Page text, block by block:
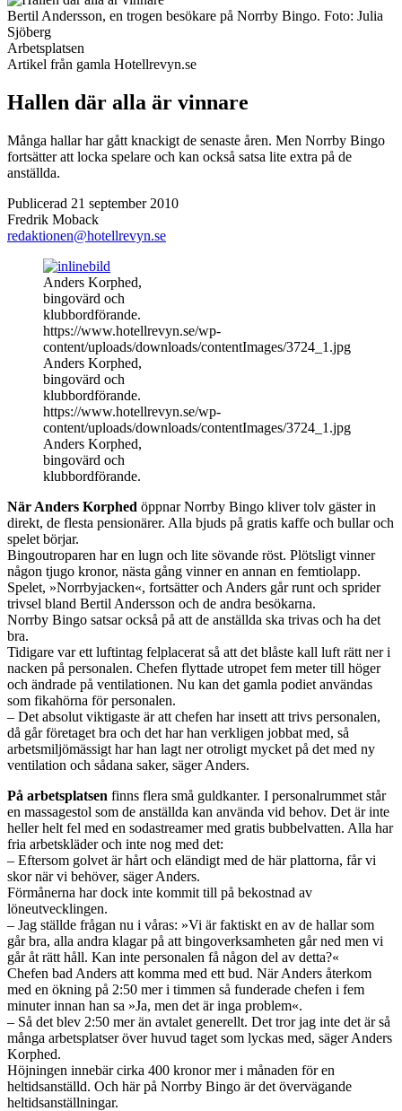
Bertil Andersson, en trogen besökare på Norrby Bingo. Foto: Julia
Sjöberg
Arbetsplatsen
Artikel från gamla Hotellrevyn.se
Hallen där alla är vinnare
Många hallar har gått knackigt de senaste åren. Men Norrby Bingo
fortsätter att locka spelare och kan också satsa lite extra på de
anställda.
Publicerad 21 september 2010
Fredrik Moback
redaktionen@hotellrevyn.se
Anders Korphed,
bingovärd och
klubbordförande.
https://www.hotellrevyn.se/wp-
content/uploads/downloads/contentImages/3724_1.jpg
Anders Korphed,
bingovärd och
klubbordförande.
https://www.hotellrevyn.se/wp-
content/uploads/downloads/contentImages/3724_1.jpg
Anders Korphed,
bingovärd och
klubbordförande.
När Anders Korphed öppnar Norrby Bingo kliver tolv gäster in
direkt, de flesta pensionärer. Alla bjuds på gratis kaffe och bullar och
spelet börjar.
Bingoutroparen har en lugn och lite sövande röst. Plötsligt vinner
någon tjugo kronor, nästa gång vinner en annan en femtio­lapp.
Spelet, »Norrby­jacken«, fortsätter och Anders går runt och sprider
trivsel bland Bertil Andersson och de andra besökarna.
Norrby Bingo satsar också på att de anställda ska trivas och ha det
bra.
Tidigare var ett luftintag felplacerat så att det blåste kall luft rätt ner i
nacken på ­personalen. Chefen flyttade utropet fem meter till höger
och ändrade på ventilationen. Nu kan det gamla podiet användas
som fikahörna för personalen.
– Det absolut viktigaste är att chefen har insett att trivs personalen,
då går företaget bra och det har han verkligen jobbat med, så
arbetsmiljömässigt har han lagt ner otroligt mycket på det med ny
ventilation och sådana saker, säger Anders.
På arbetsplatsen finns flera små guldkanter. I personalrummet står
en massage­stol som de anställda kan använda vid behov. Det är inte
heller helt fel med en sodastreamer med gratis bubbelvatten. Alla har
fria arbetskläder och inte nog med det:
– Eftersom golvet är hårt och eländigt med de här plattorna, får vi
skor när vi behöver, säger Anders.
Förmånerna har dock inte kommit till på bekostnad av
löneutvecklingen.
– Jag ställde frågan nu i våras: »Vi är faktiskt en av de hallar som
går bra, alla andra klagar på att bingoverksamheten går ned men vi
går åt rätt håll. Kan inte personalen få någon del av detta?«
Chefen bad Anders att komma med ett bud. När Anders återkom
med en ökning på 2:50 mer i timmen så funderade chefen i fem
minuter innan han sa »Ja, men det är inga problem«.
– Så det blev 2:50 mer än avtalet generellt. Det tror jag inte det är så
många arbetsplatser över huvud taget som lyckas med, säger Anders
Korphed.
Höjningen innebär cirka 400 kronor mer i månaden för en
heltidsanställd. Och här på Norrby Bingo är det övervägande
heltidsanställningar.